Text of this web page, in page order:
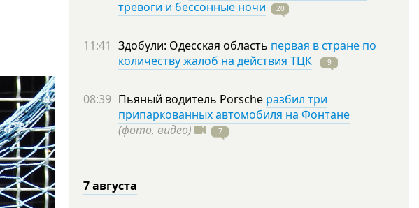
тревоги и бессонные ночи
20
11:41 Здобули: Одесская область первая в стране по
количеству жалоб на действия ТЦК
9
08:39 Пьяный водитель Porsche разбил три
припаркованных автомобиля на Фонтане
(фото, видео)
7
7 августа